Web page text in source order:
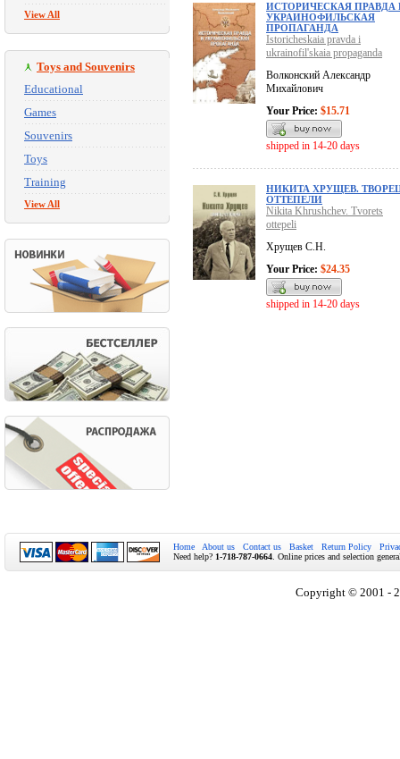
View All
Toys and Souvenirs
Educational
Games
Souvenirs
Toys
Training
View All
ИСТОРИЧЕСКАЯ ПРАВДА
УКРАИНОФИЛЬСКАЯ
ПРОПАГАНДА
Istoricheskaia pravda i
ukrainofil'skaia propaganda
Волконский Александр
Михайлович
Your Price: $15.71
shipped in 14-20 days
НИКИТА ХРУЩЕВ.
ОТТЕПЕЛИ
Nikita Khrushchev. Tvorets
ottepeli
Хрущев С.Н.
Your Price: $24.35
shipped in 14-20 days
Home About us Contact us Basket Return Policy
Need help? 1-718-787-0664 . Online prices and selection
Copyright © 2001 -